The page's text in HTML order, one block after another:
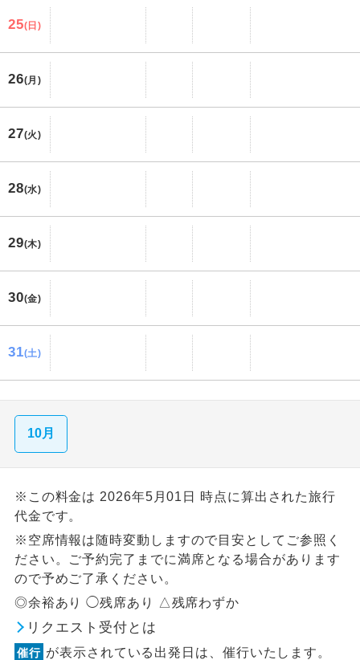
25(日)
26(月)
27(火)
28(水)
29(木)
30(金)
31(土)
10月
※この料金は 2026年5月01日 時点に算出された旅行
代金です。
※空席情報は随時変動しますので目安としてご参照く
ださい。ご予約完了までに満席となる場合があります
ので予めご了承ください。
◎余裕あり ◯残席あり △残席わずか
リクエスト受付とは
催行 が表示されている出発日は、催行いたします。